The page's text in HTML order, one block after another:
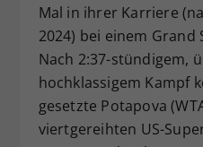
Mal in ihrer Karriere
2024) bei einem Grand
Nach 2:37-stündigem,
hochklassigem Kampf
gesetzte Potapova
viertgereihten US-